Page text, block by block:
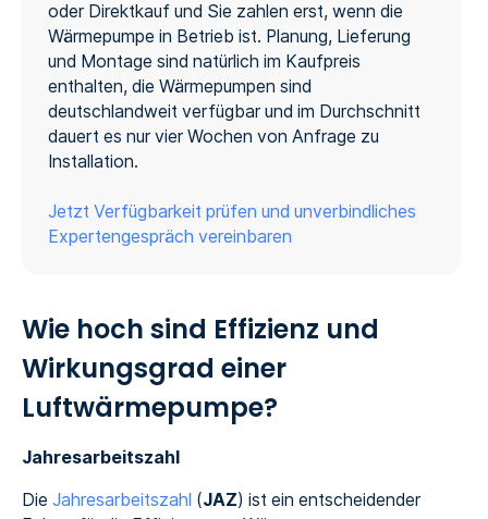
oder Direktkauf und Sie zahlen erst, wenn die
Wärmepumpe in Betrieb ist. Planung, Lieferung
und Montage sind natürlich im Kaufpreis
enthalten, die Wärmepumpen sind
deutschlandweit verfügbar und im Durchschnitt
dauert es nur vier Wochen von Anfrage zu
Installation.
Jetzt Verfügbarkeit prüfen und unverbindliches
Expertengespräch vereinbaren
Wie hoch sind Effizienz und
Wirkungsgrad einer
Luftwärmepumpe?
Jahresarbeitszahl
Die Jahresarbeitszahl (JAZ) ist ein entscheidender